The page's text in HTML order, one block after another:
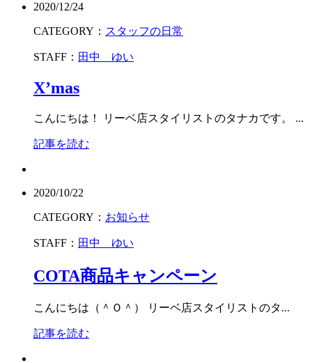
2020/12/24
CATEGORY： スタッフの日常
STAFF： 田中 ゆい
X’mas
こんにちは！ リーベ店スタイリストのタナカです。 ...
記事を読む
2020/10/22
CATEGORY： お知らせ
STAFF： 田中 ゆい
COTA商品キャンペーン
こんにちは（＾Ｏ＾） リーベ店スタイリストのタ...
記事を読む